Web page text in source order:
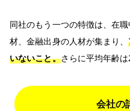
同社のもう一つの特徴は、在
材、金融出身の人材が集まり、
いないこと。さらに平均年齢は
会社の